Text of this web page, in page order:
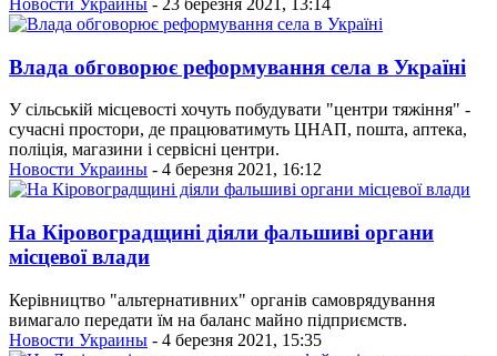
Влада обговорює реформування села в Україні
У сільській місцевості хочуть побудувати "центри тяжіння" -
сучасні простори, де працюватимуть ЦНАП, пошта, аптека,
поліція, магазини і сервісні центри.
Новости Украины - 4 березня 2021, 16:12
На Кіровоградщині діяли фальшиві органи
місцевої влади
Керівництво "альтернативних" органів самоврядування
вимагало передати їм на баланс майно підприємств.
Новости Украины - 4 березня 2021, 15:35